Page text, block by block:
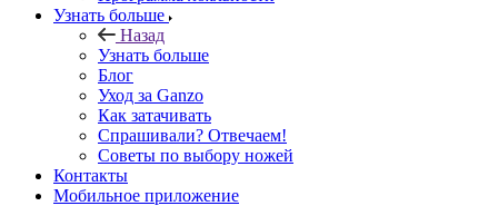
Узнать больше
Назад
Узнать больше
Блог
Уход за Ganzo
Как затачивать
Спрашивали? Отвечаем!
Советы по выбору ножей
Контакты
Мобильное приложение